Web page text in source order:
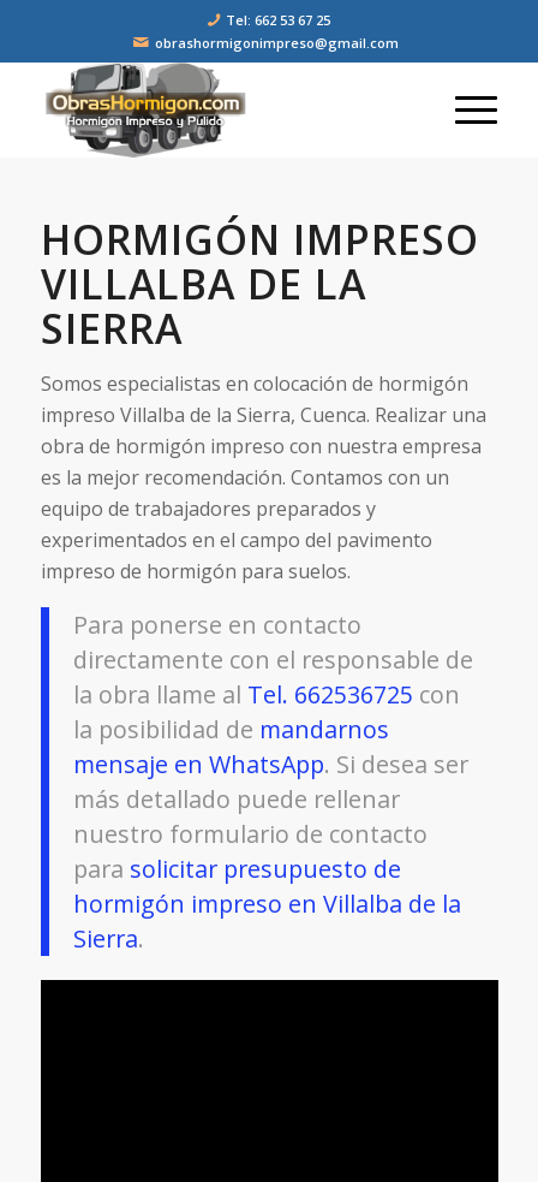
Tel: 662 53 67 25
obrashormigonimpreso@gmail.com
HORMIGÓN IMPRESO
VILLALBA DE LA
SIERRA
Somos especialistas en colocación de hormigón
impreso Villalba de la Sierra, Cuenca. Realizar una
obra de hormigón impreso con nuestra empresa
es la mejor recomendación. Contamos con un
equipo de trabajadores preparados y
experimentados en el campo del pavimento
impreso de hormigón para suelos.
Para ponerse en contacto
directamente con el responsable de
la obra llame al Tel. 662536725 con
la posibilidad de mandarnos
mensaje en WhatsApp. Si desea ser
más detallado puede rellenar
nuestro formulario de contacto
para solicitar presupuesto de
hormigón impreso en Villalba de la
Sierra.